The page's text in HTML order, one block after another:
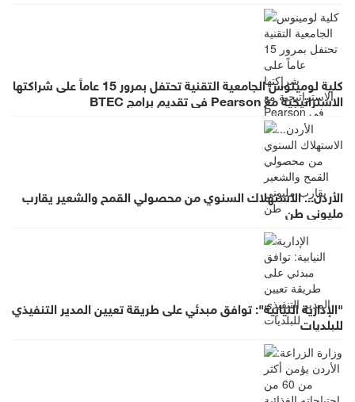
كلية لومينوس الجامعية التقنية تحتفل بمرور 15 عاماً على شراكتها
الاستراتيجية مع Pearson في تقديم برامج BTEC
الأردن... الاستهلاك السنوي من محصولي القمح والشعير يقارب
مليوني طن
"الإدارية النيابية": توافق مبدئي على طريقة تعيين المدير التنفيذي
للبلديات